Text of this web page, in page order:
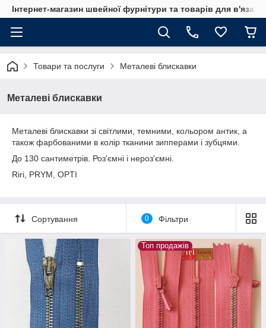
Інтернет-магазин швейної фурнітури та товарів для
Товари та послуги Металеві блискавки
Металеві блискавки
Металеві блискавки зі світлими, темними, кольором антик, а
також фарбованими в колір тканини зипперами і зубцями.
До 130 сантиметрів. Роз'ємні і нероз'ємні.
Riri, PRYM, OPTI
Сортування 0 Фільтри
Топ продажів